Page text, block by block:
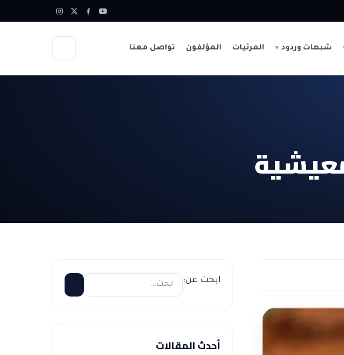
شبهات وردود المرئيات المؤلفون تواصل معنا
ابحث عن:
أحدث المقالات